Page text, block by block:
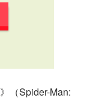
》（Spider-Man: